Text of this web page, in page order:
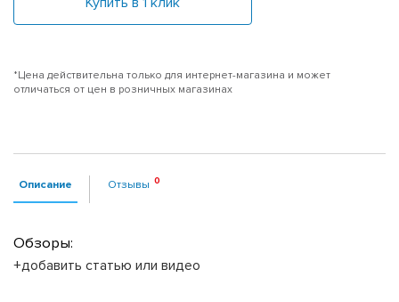
*Цена действительна только для интернет-магазина и может
отличаться от цен в розничных магазинах
Описание Отзывы
Обзоры:
+добавить статью или видео